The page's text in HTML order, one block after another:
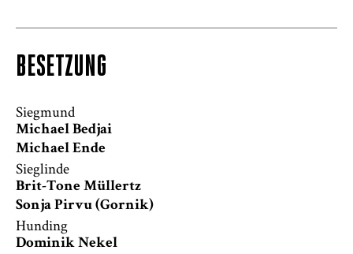
BESETZUNG
Siegmund
Michael Bedjai
Michael Ende
Sieglinde
Brit-Tone Müllertz
Sonja Pirvu (Gornik)
Hunding
Dominik Nekel